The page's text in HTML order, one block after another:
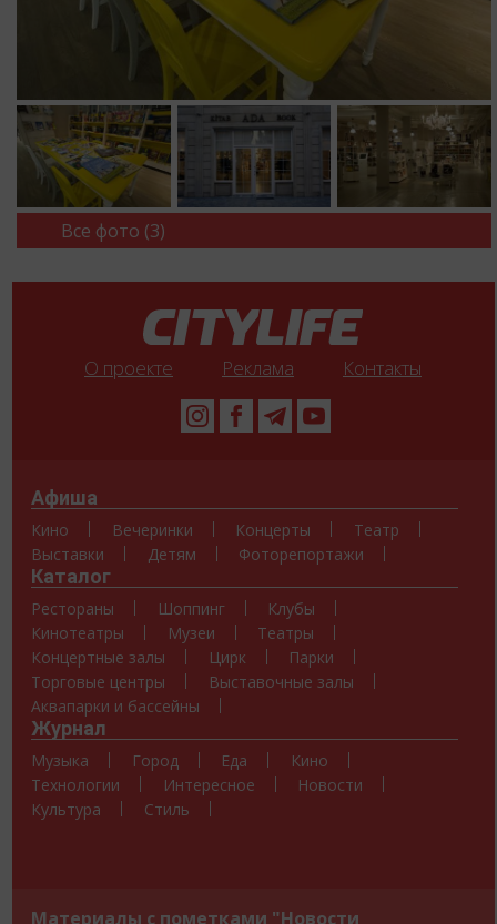
Все фото (3)
О проекте Реклама Контакты
Афиша
Кино Вечеринки Концерты
Театр
Выставки
Детям Фоторепортажи
Каталог
Рестораны Шоппинг
Клубы
Кинотеатры
Музеи
Театры
Концертные залы
Цирк
Парки
Торговые центры
Выставочные залы
Аквапарки и бассейны
Журнал
Музыка Город Еда
Кино
Технологии
Интересное
Новости
Культура
Стиль
Материалы с пометками "Новости